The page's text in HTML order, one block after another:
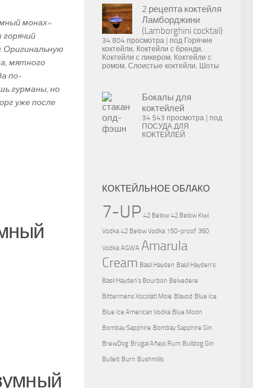
монах»
Оригинальную
мятного
по-
гурманы, но
уже после
2 рецепта коктейля
Ламборджини
(Lamborghini cocktail)
34 804 просмотра под Горячие
коктейли, Коктейли с бренди,
Коктейли с ликером, Коктейли с
ромом, Слоистые коктейли, Шоты
Бокалы для
коктейлей
34 543 просмотра
под
ПОСУДА ДЛЯ
КОКТЕЙЛЕЙ
КОКТЕЙЛЬНОЕ ОБЛАКО
7-UP 42 Below 42 Below Kiwi
Vodka 42 Below Vodka 150-proof 360
Vodka AGWA Amarula
Cream Basil Hayden Basil Hayden's
Basil Hayden's Bourbon Belvedere
Bittermens Xocolatl Mole Blavod Blue Ice
Blue Ice American Vodka Blue Moon
Bombay Sapphire Bombay Sapphire Gin
BrewDog Brugal Añejo Rum Bulldog Gin
Bulleit Burn Bushmills